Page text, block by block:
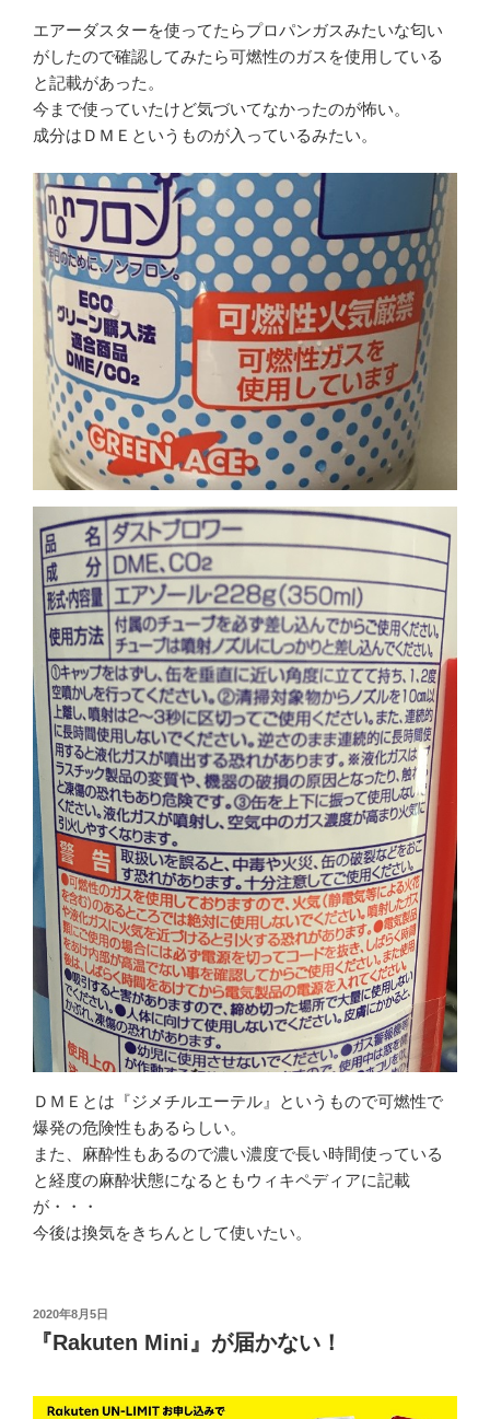
エアーダスターを使ってたらプロパンガスみたいな匂い
がしたので確認してみたら可燃性のガスを使用している
と記載があった。
今まで使っていたけど気づいてなかったのが怖い。
成分はＤＭＥというものが入っているみたい。
ＤＭＥとは『ジメチルエーテル』というもので可燃性で
爆発の危険性もあるらしい。
また、麻酔性もあるので濃い濃度で長い時間使っている
と経度の麻酔状態になるともウィキペディアに記載
が・・・
今後は換気をきちんとして使いたい。
投
2020年8月5日
『Rakuten Mini』が届かない！